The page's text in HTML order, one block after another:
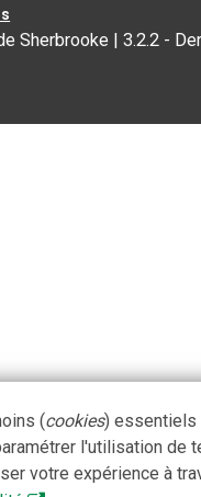
Sherbrooke |3.2.2 -
(cookies) essentiels
l'utilisation de
votre expérience à